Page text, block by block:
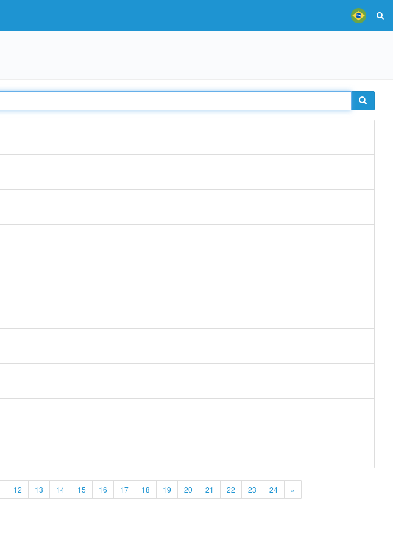
12 13 14 15 16 17 18 19 20 21 22 23 24 »